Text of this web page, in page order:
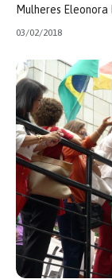
Mulheres Eleonora
03/02/2018